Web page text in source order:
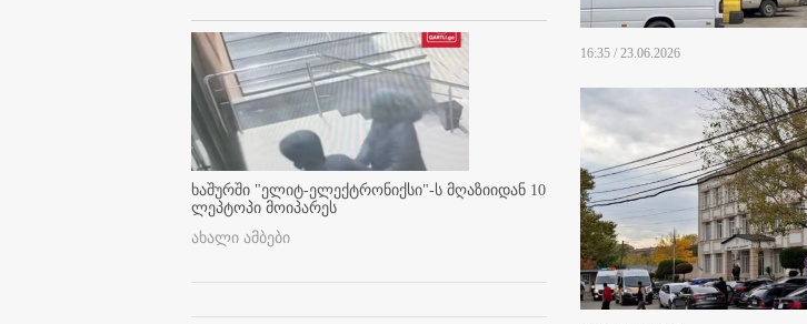
ხაშურში "ელიტ-ელექტრონიქსი"-ს მღაზიიდან 10
ლეპტოპი მოიპარეს
ახალი ამბები
16:35 / 23.06.2026